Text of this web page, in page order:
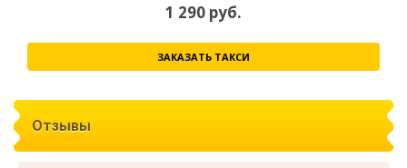
1 290 руб.
ЗАКАЗАТЬ ТАКСИ
Отзывы